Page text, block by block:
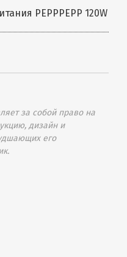
PEPPPEPP 120W
за собой право на
дизайн и
его